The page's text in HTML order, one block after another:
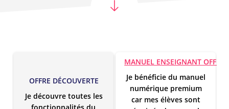
OFFRE DÉCOUVERTE
Je découvre toutes les
fonctionnalités du
MANUEL ENSEIGNANT OFFERT
Je bénéficie du manuel
numérique premium
car mes élèves sont